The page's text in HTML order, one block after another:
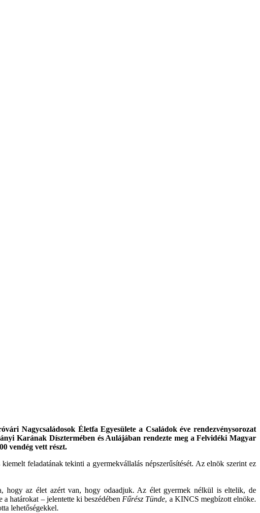
Nagycsaládosok Életfa Egyesülete a Családok éve rendezvénysorozat
Karának Dísztermében és Aulájában rendezte meg a Felvidéki Magyar
vendég vett részt.
feladatának tekinti a gyermekvállalás népszerűsítését. Az elnök szerint ez
hogy az élet azért van, hogy odaadjuk. Az élet gyermek nélkül is eltelik, de
határokat – jelentette ki beszédében Fűrész Tünde, a KINCS megbízott elnöke.
lehetőségekkel.